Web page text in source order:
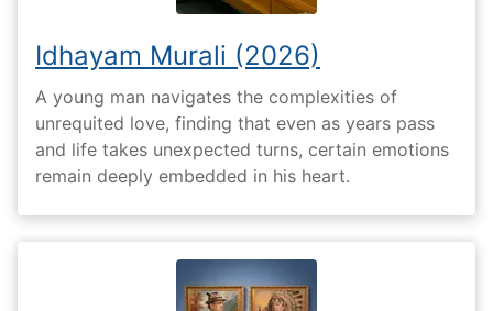
Idhayam Murali (2026)
A young man navigates the complexities of
unrequited love, finding that even as years pass
and life takes unexpected turns, certain emotions
remain deeply embedded in his heart.